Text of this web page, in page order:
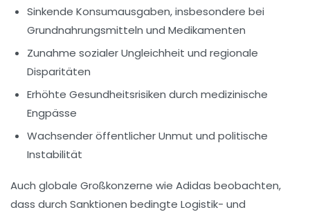
Sinkende Konsumausgaben, insbesondere bei
Grundnahrungsmitteln und Medikamenten
Zunahme sozialer Ungleichheit und regionale
Disparitäten
Erhöhte Gesundheitsrisiken durch medizinische
Engpässe
Wachsender öffentlicher Unmut und politische
Instabilität
Auch globale Großkonzerne wie Adidas beobachten,
dass durch Sanktionen bedingte Logistik- und